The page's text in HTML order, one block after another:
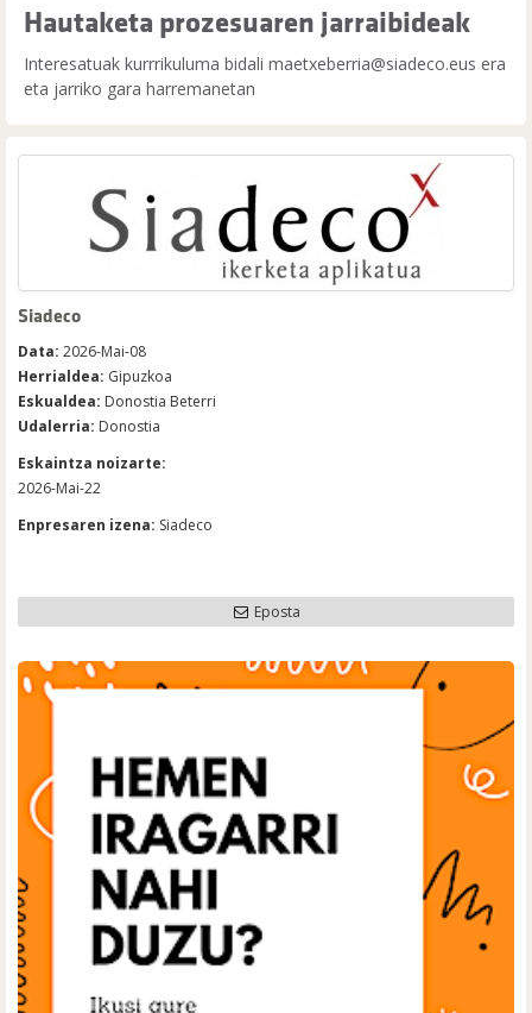
Hautaketa prozesuaren jarraibideak
Interesatuak kurrrikuluma bidali maetxeberria@siadeco.eus era
eta jarriko gara harremanetan
Siadeco
Data: 2026-Mai-08
Herrialdea: Gipuzkoa
Eskualdea: Donostia Beterri
Udalerria: Donostia
Eskaintza noizarte:
2026-Mai-22
Enpresaren izena: Siadeco
Eposta